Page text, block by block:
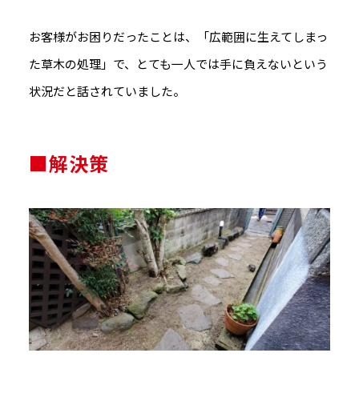
お客様がお困りだったことは、「広範囲に生えてしまっ
た草木の処理」で、とても一人では手に負えないという
状況だと話されていました。
■解決策